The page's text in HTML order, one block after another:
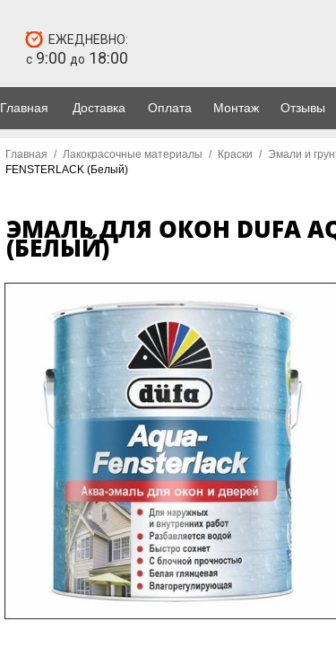
ЕЖЕДНЕВНО:
с9:00 до 18:00
Главная Доставка Оплата Монтаж Отзывы
Главная / Лакокрасочные материалы / Краски / Эмали и
FENSTERLACK (Белый)
ЭМАЛЬ ДЛЯ ОКОН DUFA
(БЕЛЫЙ)